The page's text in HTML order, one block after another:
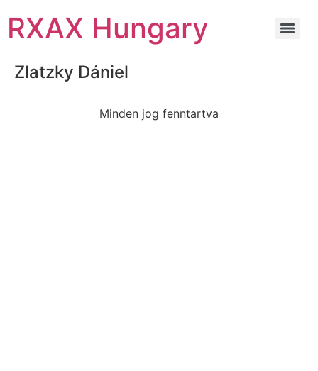
RXAX Hungary
Zlatzky Dániel
Minden jog fenntartva